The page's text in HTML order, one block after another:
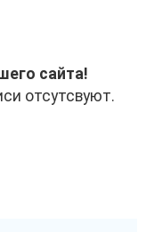
сайта!
отсутсвуют.